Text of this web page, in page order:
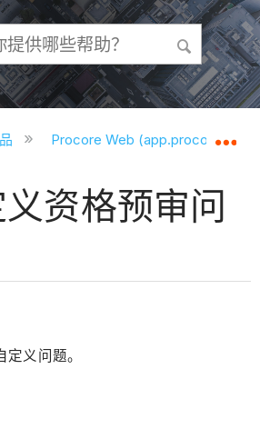
局层次
Procore Web
资格预审问
义问题。